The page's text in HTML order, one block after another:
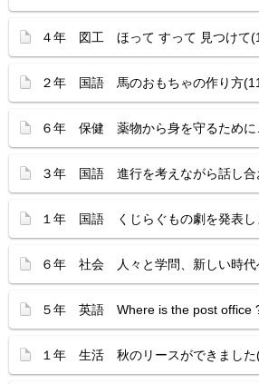
４年 図工 ほって すって 見つけて
２年 国語 馬のおもちゃの作り方
６年 保健 薬物から身を守るため
３年 国語 進行を考えながら話し合
１年 国語 くじらぐもの劇を発表し
６年 社会 人々と学問、新しい時代
５年 英語 Where is the post office
１年 生活 秋のリースができました